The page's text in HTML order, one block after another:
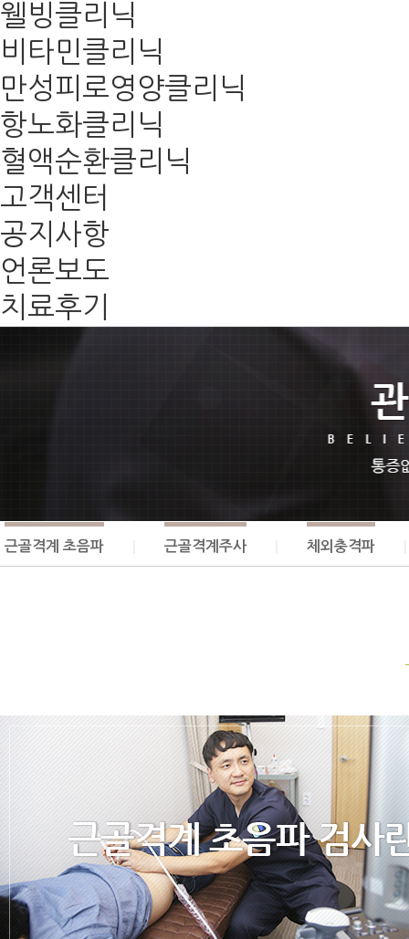
웰빙클리닉
비타민클리닉
만성피로영양클리닉
항노화클리닉
혈액순환클리닉
고객센터
공지사항
언론보도
치료후기
근골격계 초음파 근골격계주사 체외충격파